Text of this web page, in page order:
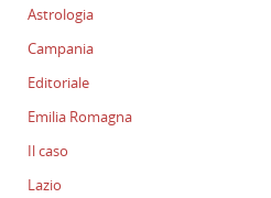
Astrologia
Campania
Editoriale
Emilia Romagna
Il caso
Lazio